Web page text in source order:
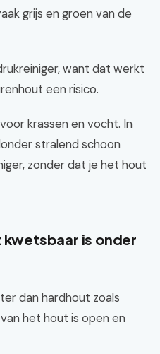
grijs en groen van de
want dat werkt
een risico.
krassen en vocht. In
stralend schoon
zonder dat je het hout
kwetsbaar is onder
dan hardhout zoals
het hout is open en